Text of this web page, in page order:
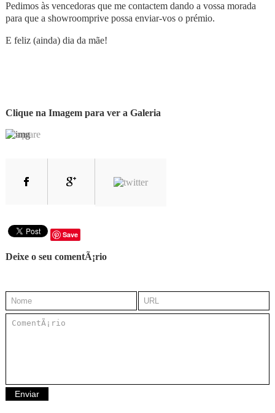
Pedimos às vencedoras que me contactem dando a vossa morada
para que a showroomprive possa enviar-vos o prémio.
E feliz (ainda) dia da mãe!
Clique na Imagem para ver a Galeria
Save
Deixe o seu comentÃ¡rio